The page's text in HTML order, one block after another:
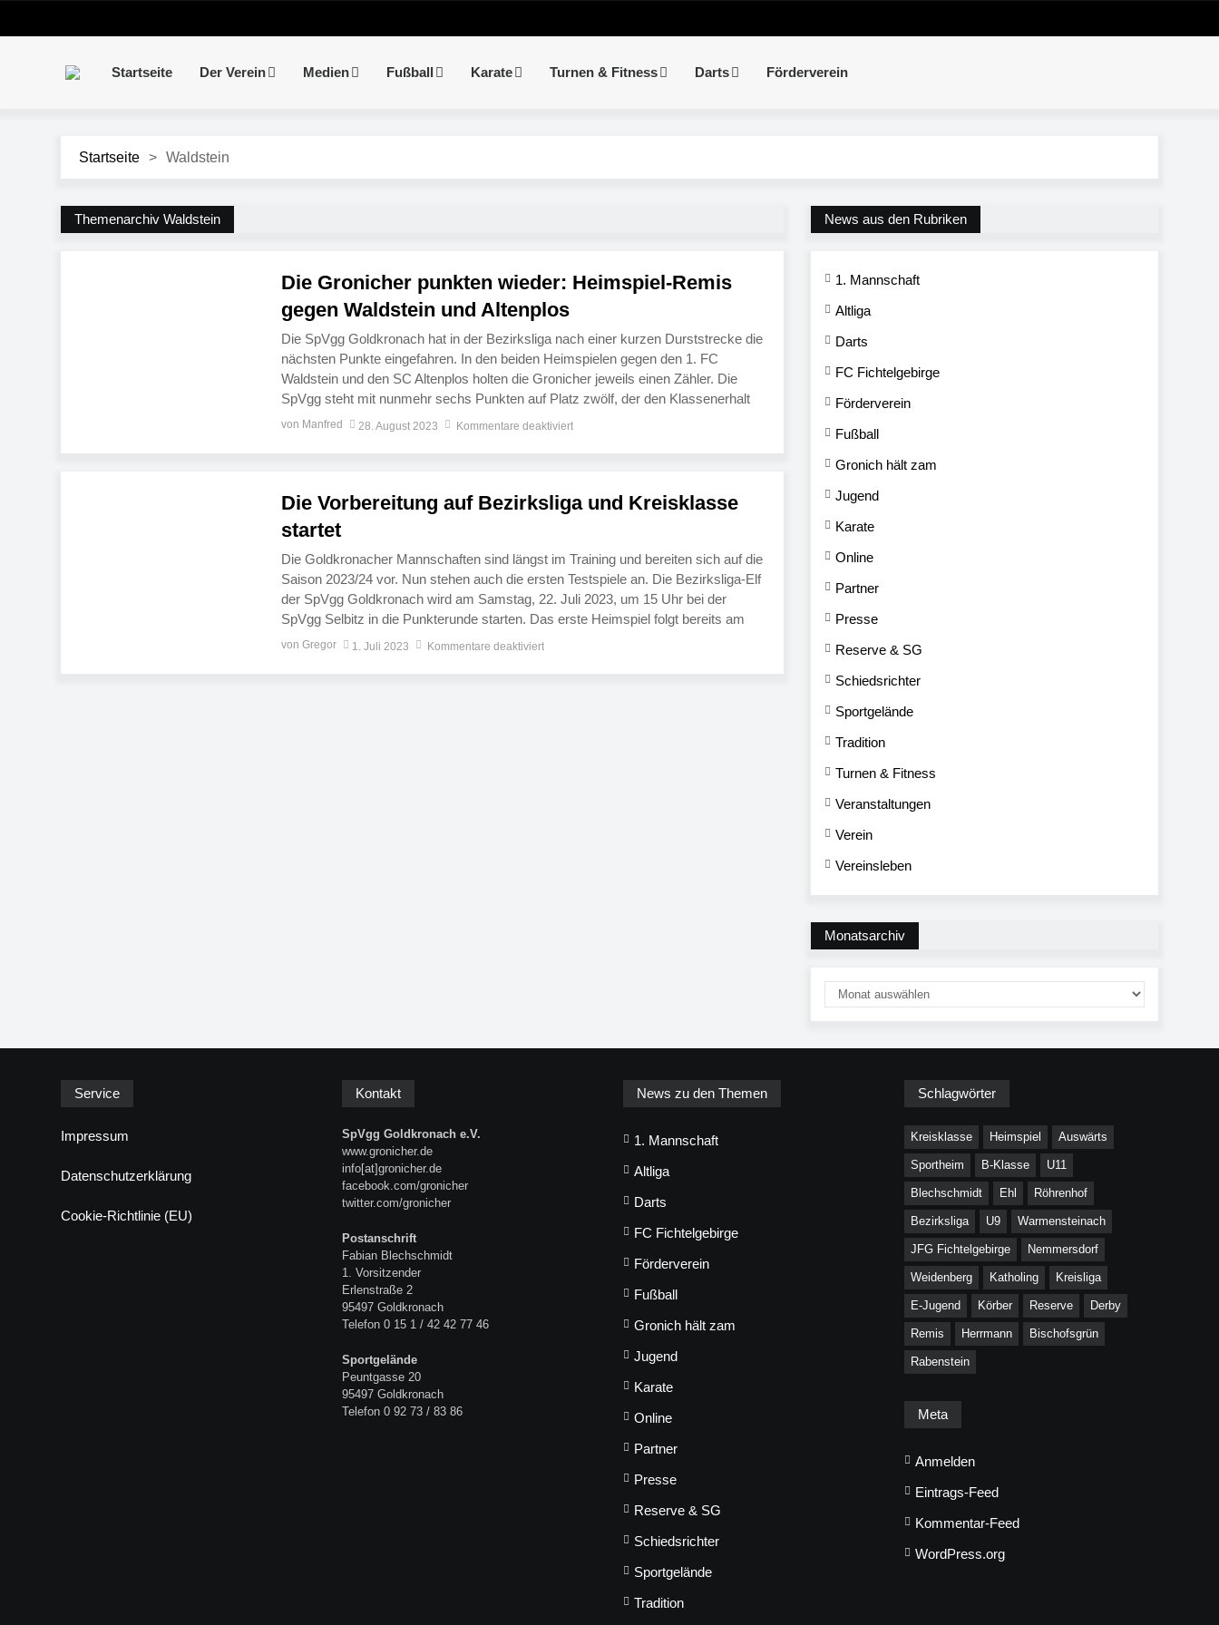
Startseite Der Verein Medien Fußball Karate Turnen & Fitness Darts Förderverein
Startseite > Waldstein
Themenarchiv Waldstein
Die Gronicher punkten wieder: Heimspiel-Remis
gegen Waldstein und Altenplos
Die SpVgg Goldkronach hat in der Bezirksliga nach einer kurzen Durststrecke die
nächsten Punkte eingefahren. In den beiden Heimspielen gegen den 1. FC
Waldstein und den SC Altenplos holten die Gronicher jeweils einen Zähler. Die
SpVgg steht mit nunmehr sechs Punkten auf Platz zwölf, der den Klassenerhalt
bedeuten würde. Am kommenden Sonntag, 3. September, gastiert […]
von Manfred 28. August 2023 Kommentare deaktiviert
Die Vorbereitung auf Bezirksliga und Kreisklasse
startet
Die Goldkronacher Mannschaften sind längst im Training und bereiten sich auf die
Saison 2023/24 vor. Nun stehen auch die ersten Testspiele an. Die Bezirksliga-Elf
der SpVgg Goldkronach wird am Samstag, 22. Juli 2023, um 15 Uhr bei der
SpVgg Selbitz in die Punkterunde starten. Das erste Heimspiel folgt bereits am
Mittwoch, 26. Juli, um 18:30 […]
von Gregor 1. Juli 2023 Kommentare deaktiviert
News aus den Rubriken
1. Mannschaft
Altliga
Darts
FC Fichtelgebirge
Förderverein
Fußball
Gronich hält zam
Jugend
Karate
Online
Partner
Presse
Reserve & SG
Schiedsrichter
Sportgelände
Tradition
Turnen & Fitness
Veranstaltungen
Verein
Vereinsleben
Monatsarchiv
Service
Impressum
Datenschutzerklärung
Cookie-Richtlinie (EU)
Kontakt
SpVgg Goldkronach e.V.
www.gronicher.de
info[at]gronicher.de
facebook.com/gronicher
twitter.com/gronicher
Postanschrift
Fabian Blechschmidt
1. Vorsitzender
Erlenstraße 2
95497 Goldkronach
Telefon 0 15 1 / 42 42 77 46
Sportgelände
Peuntgasse 20
95497 Goldkronach
Telefon 0 92 73 / 83 86
News zu den Themen
1. Mannschaft
Altliga
Darts
FC Fichtelgebirge
Förderverein
Fußball
Gronich hält zam
Jugend
Karate
Online
Partner
Presse
Reserve & SG
Schiedsrichter
Sportgelände
Tradition
Schlagwörter
Kreisklasse Heimspiel Auswärts
Sportheim B-Klasse U11
Blechschmidt Ehl Röhrenhof
Bezirksliga U9 Warmensteinach
JFG Fichtelgebirge Nemmersdorf
Weidenberg Katholing Kreisliga
E-Jugend Körber Reserve Derby
Remis Herrmann Bischofsgrün
Rabenstein
Meta
Anmelden
Eintrags-Feed
Kommentar-Feed
WordPress.org